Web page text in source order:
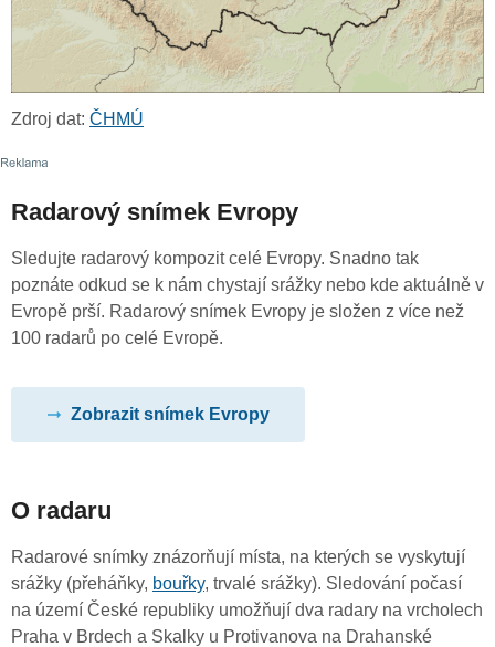
Zdroj dat: ČHMÚ
Radarový snímek Evropy
Sledujte radarový kompozit celé Evropy. Snadno tak
poznáte odkud se k nám chystají srážky nebo kde aktuálně v
Evropě prší. Radarový snímek Evropy je složen z více než
100 radarů po celé Evropě.
Zobrazit snímek Evropy
O radaru
Radarové snímky znázorňují místa, na kterých se vyskytují
srážky (přeháňky, bouřky, trvalé srážky). Sledování počasí
na území České republiky umožňují dva radary na vrcholech
Praha v Brdech a Skalky u Protivanova na Drahanské